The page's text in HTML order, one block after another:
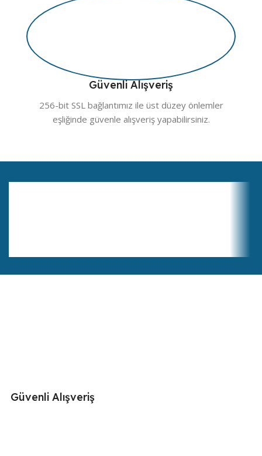
Güvenli Alışveriş
256-bit SSL bağlantımız ile üst düzey önlemler
eşliğinde güvenle alışveriş yapabilirsiniz.
Güvenli Alışveriş